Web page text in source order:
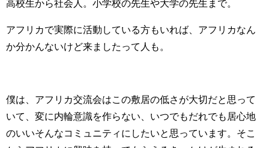
高校生から社会人。小学校の先生や大学の先生まで。
アフリカで実際に活動している方もいれば、アフリカなん
か分かんないけど来ましたって人も。
僕は、アフリカ交流会はこの敷居の低さが大切だと思って
いて、変に内輪意識を作らない、いつでもだれでも居心地
のいいそんなコミュニティにしたいと思っています。そこ